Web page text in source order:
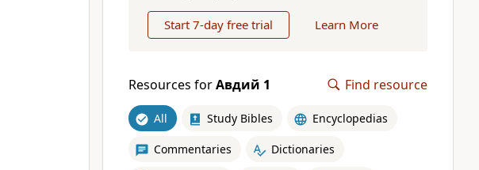
Start 7-day free trial Learn More
Resources forАвдий 1 Find resource
All Study Bibles Encyclopedias
Commentaries Dictionaries